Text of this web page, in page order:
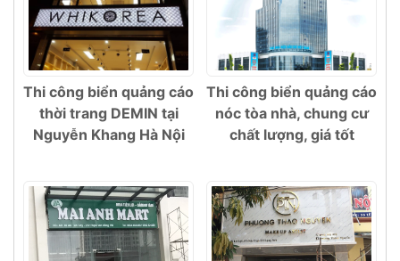
Thi công biển quảng cáo
thời trang DEMIN tại
Nguyễn Khang Hà Nội
Thi công biển quảng cáo
nóc tòa nhà, chung cư
chất lượng, giá tốt